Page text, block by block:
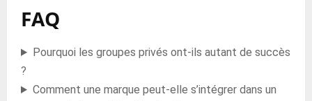
FAQ
Pourquoi les groupes privés ont-ils autant de succès
?
Comment une marque peut-elle s’intégrer dans un